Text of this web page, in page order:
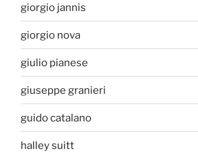
giorgio jannis
giorgio nova
giulio pianese
giuseppe granieri
guido catalano
halley suitt